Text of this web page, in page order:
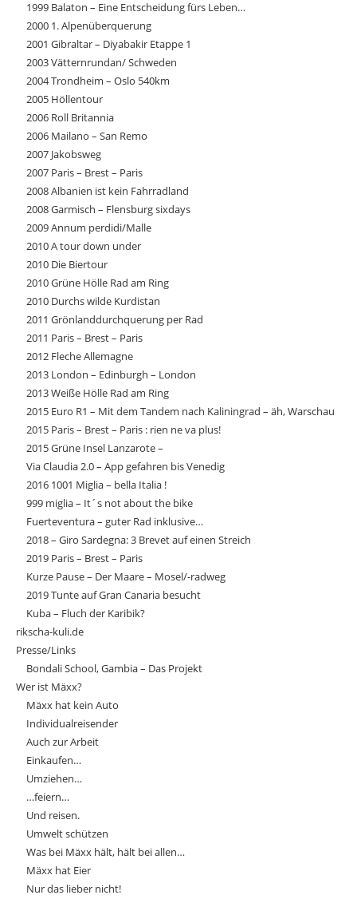
1999 Balaton – Eine Entscheidung fürs Leben…
2000 1. Alpenüberquerung
2001 Gibraltar – Diyabakir Etappe 1
2003 Vätternrundan/ Schweden
2004 Trondheim – Oslo 540km
2005 Höllentour
2006 Roll Britannia
2006 Mailano – San Remo
2007 Jakobsweg
2007 Paris – Brest – Paris
2008 Albanien ist kein Fahrradland
2008 Garmisch – Flensburg sixdays
2009 Annum perdidi/Malle
2010 A tour down under
2010 Die Biertour
2010 Grüne Hölle Rad am Ring
2010 Durchs wilde Kurdistan
2011 Grönlanddurchquerung per Rad
2011 Paris – Brest – Paris
2012 Fleche Allemagne
2013 London – Edinburgh – London
2013 Weiße Hölle Rad am Ring
2015 Euro R1 – Mit dem Tandem nach Kaliningrad – äh, Warschau
2015 Paris – Brest – Paris : rien ne va plus!
2015 Grüne Insel Lanzarote –
Via Claudia 2.0 – App gefahren bis Venedig
2016 1001 Miglia – bella Italia !
999 miglia – It´s not about the bike
Fuerteventura – guter Rad inklusive…
2018 – Giro Sardegna: 3 Brevet auf einen Streich
2019 Paris – Brest – Paris
Kurze Pause – Der Maare – Mosel/-radweg
2019 Tunte auf Gran Canaria besucht
Kuba – Fluch der Karibik?
rikscha-kuli.de
Presse/Links
Bondali School, Gambia – Das Projekt
Wer ist Mäxx?
Mäxx hat kein Auto
Individualreisender
Auch zur Arbeit
Einkaufen…
Umziehen…
…feiern…
Und reisen.
Umwelt schützen
Was bei Mäxx hält, hält bei allen…
Mäxx hat Eier
Nur das lieber nicht!